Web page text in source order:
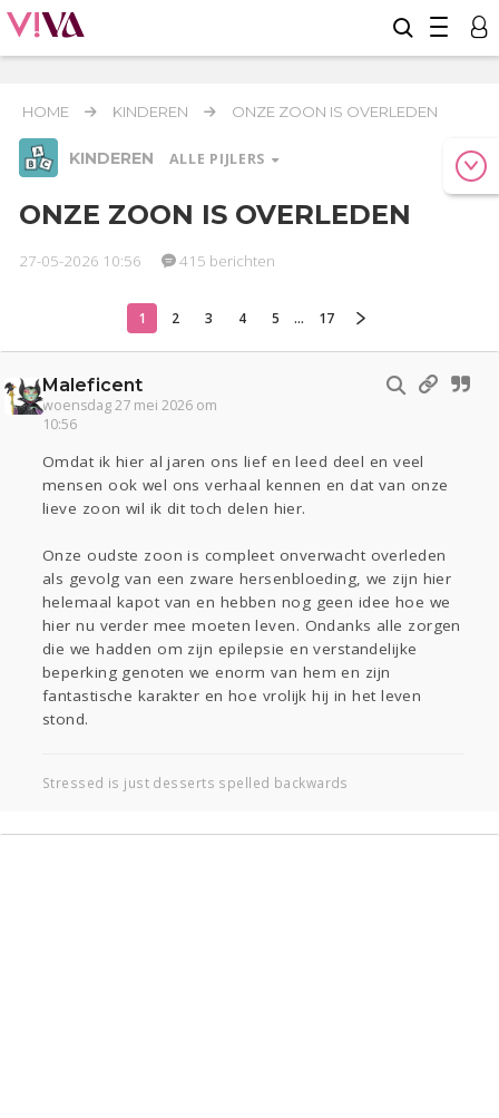
HOME KINDEREN ONZE ZOON IS OVERLEDEN
KINDEREN ALLE PIJLERS
Relaties Werk & Studie Geld & Recht
Kinderen
Zwanger Psyche Thuis
Klussen
Sport
Contact Viva zoekt
Aangeboden
Gevraagd
Horen Doen
Lezen
ONZE ZOON IS OVERLEDEN
27-05-2026 10:56 415 berichten
1 2 3 4 5 ... 17
Maleficent
woensdag 27 mei 2026 om
10:56
Omdat ik hier al jaren ons lief en leed deel en veel
mensen ook wel ons verhaal kennen en dat van onze
lieve zoon wil ik dit toch delen hier.
Onze oudste zoon is compleet onverwacht overleden
als gevolg van een zware hersenbloeding, we zijn hier
helemaal kapot van en hebben nog geen idee hoe we
hier nu verder mee moeten leven. Ondanks alle zorgen
die we hadden om zijn epilepsie en verstandelijke
beperking genoten we enorm van hem en zijn
fantastische karakter en hoe vrolijk hij in het leven
stond.
Stressed is just desserts spelled backwards